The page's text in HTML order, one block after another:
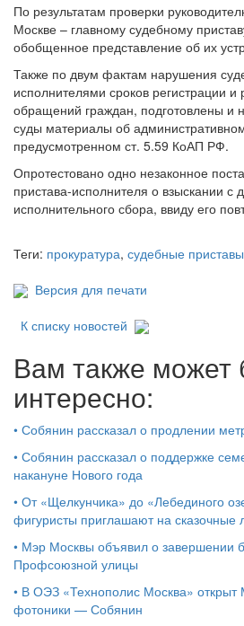
По результатам проверки
Москве – главному судебному
обобщенное представление об их
Также по двум фактам нарушения
исполнителями сроков регистрации и
обращений граждан, подготовлены и
суды материалы об
предусмотренном ст. 5.59 КоАП РФ.
Опротестовано одно незаконное
пристава-исполнителя о взыскании с
исполнительного сбора, ввиду его
Теги: прокуратура, судебные приставы
Версия для печати
К списку новостей
Вам также может
интересно:
• Собянин рассказал о продлении
• Собянин рассказал о поддержке
накануне Нового года
• От «Щелкунчика» до «Лебединого
фигуристы приглашают на сказочные
• Мэр Москвы объявил о завершении
Профсоюзной улицы
• В ОЭЗ «Технополис Москва» открыт
фотоники — Собянин